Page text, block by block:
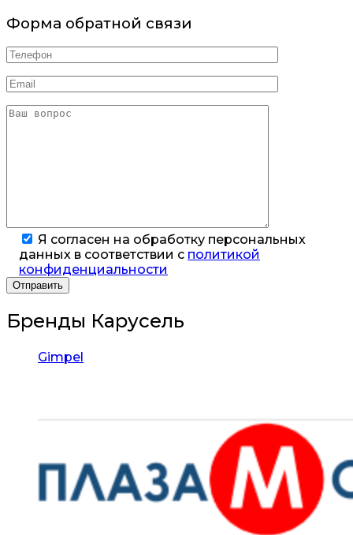
Форма обратной связи
Я согласен на обработку персональных
данных в соответствии с политикой
конфиденциальности
Бренды Карусель
Gimpel